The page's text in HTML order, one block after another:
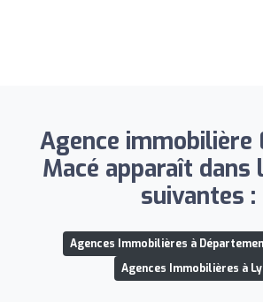
Agence immobilière
Macé apparaît dans
suivantes :
Agences Immobilières à
Agences Immobilières à